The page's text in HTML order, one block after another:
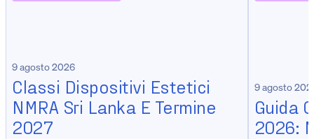
9 agosto 2026
Classi Dispositivi Estetici
NMRA Sri Lanka E Termine
2027
9 agosto
Guida
2026: